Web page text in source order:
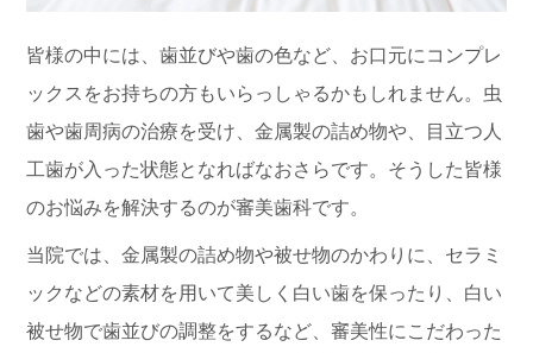
皆様の中には、歯並びや歯の色など、お口元にコンプレ
ックスをお持ちの方もいらっしゃるかもしれません。虫
歯や歯周病の治療を受け、金属製の詰め物や、目立つ人
工歯が入った状態となればなおさらです。そうした皆様
のお悩みを解決するのが審美歯科です。
当院では、金属製の詰め物や被せ物のかわりに、セラミ
ックなどの素材を用いて美しく白い歯を保ったり、白い
被せ物で歯並びの調整をするなど、審美性にこだわった